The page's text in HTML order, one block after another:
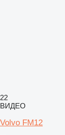
22
ВИДЕО
Volvo FM12